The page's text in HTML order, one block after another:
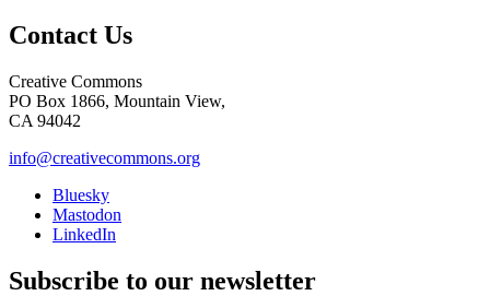
Contact Us
Creative Commons
PO Box 1866, Mountain View,
CA 94042
info@creativecommons.org
Bluesky
Mastodon
LinkedIn
Subscribe to our newsletter